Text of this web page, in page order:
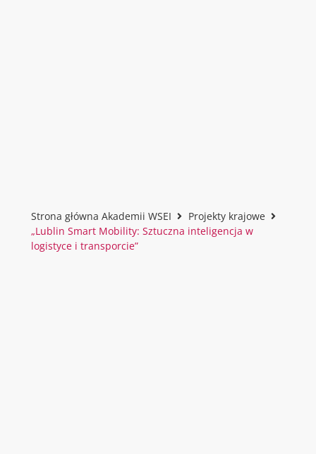
Strona główna Akademii WSEI
Projekty krajowe
„Lublin Smart Mobility: Sztuczna inteligencja w
logistyce i transporcie”